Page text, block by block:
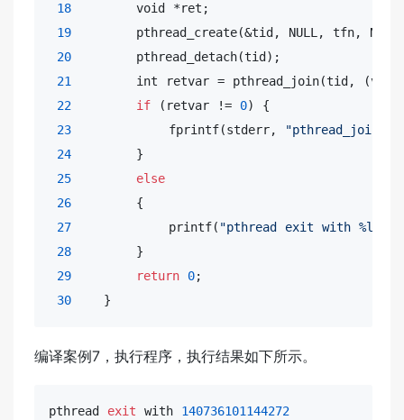
18
void
*ret;
19
pthread_create(&tid, NULL, tfn,
20
21
int retvar = pthread_join(tid, (void
22
if (retvar != 0) {
23
            fprintf(stderr,
"pthread_join
24
        }
25
else
26
        {
27
            printf(
"pthread exit with %ld\n"
28
        }
29
return 0;
30
    }
编译案例7，执行程序，执行结果如下所示。
pthread exit with 140736101144272